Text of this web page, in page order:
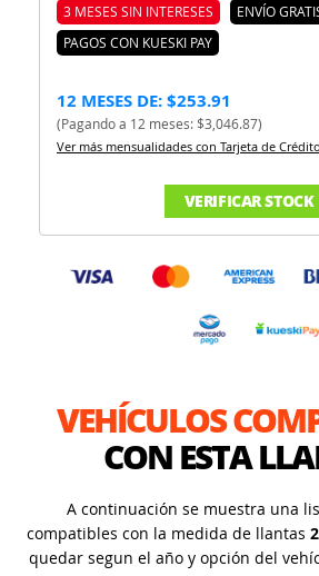
3 MESES SIN INTERESES
ENVÍO
PAGOS CON KUESKI PAY
12 MESES DE: $253.91
(Pagando a 12 meses: $3,046.87)
Ver más mensualidades con Tarjeta de Crédito.
VERIFICAR STOCK
VEHÍCULOS
CON ESTA
A continuación se muestra una
compatibles con la medida de llantas
quedar segun el año y opción del